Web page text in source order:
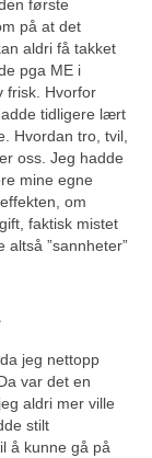
første
på at det
aldri få takket
pga ME i
frisk. Hvorfor
tidligere lært
Hvordan tro, tvil,
oss. Jeg hadde
mine egne
om
faktisk mistet
altså ”sannheter”
jeg nettopp
var det en
aldri mer ville
stilt
å kunne gå på